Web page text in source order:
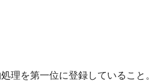
理を第一位に登録していること。